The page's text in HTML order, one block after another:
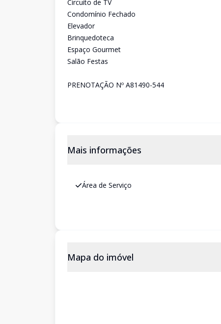
Circuito de TV
Condomínio Fechado
Elevador
Brinquedoteca
Espaço Gourmet
Salão Festas
PRENOTAÇÃO Nº A81490-544
Mais informações
Área de Serviço
Mapa do imóvel